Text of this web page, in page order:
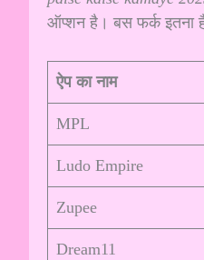
ऑप्शन है। बस फर्क इतना है
ऐप का नाम
MPL
Ludo Empire
Zupee
Dream11